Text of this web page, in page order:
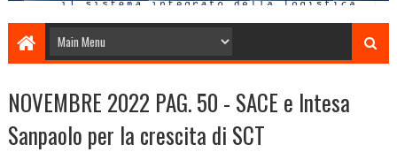
NOVEMBRE 2022 PAG. 50 - SACE e Intesa
Sanpaolo per la crescita di SCT